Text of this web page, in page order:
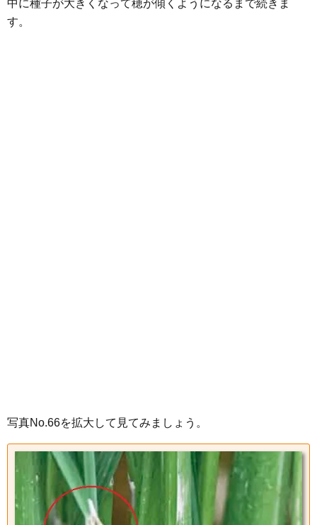
中に種子が大きくなって穂が傾くようになるまで続きま
す。
写真No.66を拡大して見てみましょう。